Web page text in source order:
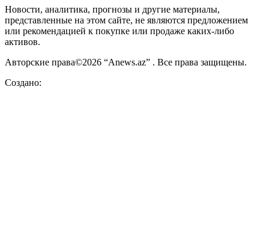
Новости, аналитика, прогнозы и другие материалы,
представленные на этом сайте, не являются предложением
или рекомендацией к покупке или продаже каких-либо
активов.
Авторские права©2026 “Anews.az” . Все права защищены.
Создано: